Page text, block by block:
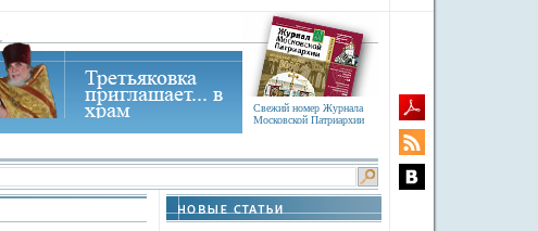
Свежий номер Журнала
Московской Патриархии